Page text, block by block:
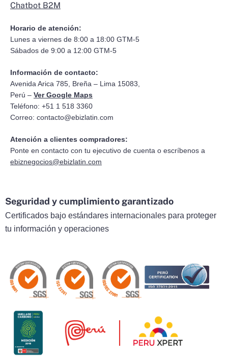
Chatbot B2M
Horario de atención:
Lunes a viernes de 8:00 a 18:00 GTM-5
Sábados de 9:00 a 12:00 GTM-5
Información de contacto:
Avenida Arica 785, Breña – Lima 15083,
Perú – Ver Google Maps
Teléfono: +51 1 518 3360
Correo: contacto@ebizlatin.com
Atención a clientes compradores:
Ponte en contacto con tu ejecutivo de cuenta o escríbenos a
ebiznegocios@ebizlatin.com
Seguridad y cumplimiento garantizado
Certificados bajo estándares internacionales para proteger
tu información y operaciones